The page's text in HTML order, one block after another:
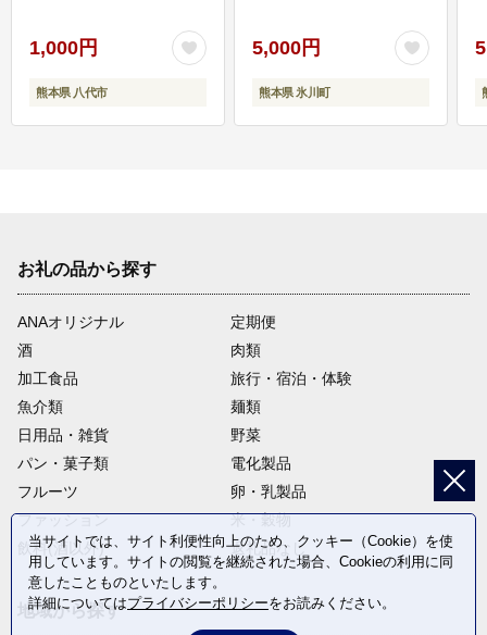
1,000円
熊本県 八代市
5,000円
熊本県 氷川町
お礼の品から探す
ANAオリジナル
定期便
酒
肉類
加工食品
旅行・宿泊・体験
魚介類
麺類
日用品・雑貨
野菜
パン・菓子類
電化製品
フルーツ
卵・乳製品
ファッション
米・穀物
飲料(酒以外)
返礼品なし
地域から探す
当サイトでは、サイト利便性向上のため、クッキー（Cookie）を使
用しています。サイトの閲覧を継続された場合、Cookieの利用に同
意したことものといたします。
詳細についてはプライバシーポリシーをお読みください。